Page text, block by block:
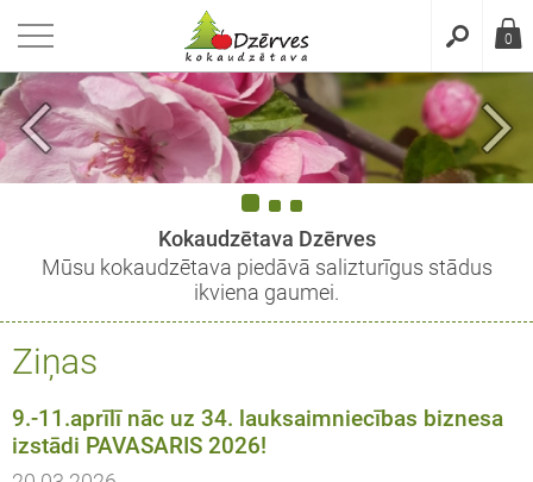
0
Kokaudzētava Dzērves
Mūsu kokaudzētava piedāvā salizturīgus stādus
ikviena gaumei.
Ziņas
9.-11.aprīlī nāc uz 34. lauksaimniecības biznesa
izstādi PAVASARIS 2026!
/ Pyrus
/ Prunus
ķirši / Prunus avium
ķirši / Prunus cerasus
/ Rubus L
/ Ribes
/ Ribes
un nosacījumi
politika